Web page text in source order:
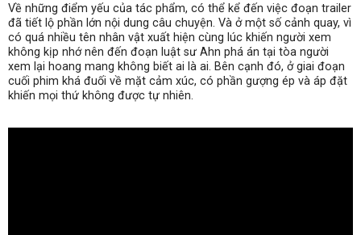
Về những điểm yếu của tác phẩm, có thể kể đến việc đoạn trailer
đã tiết lộ phần lớn nội dung câu chuyện. Và ở một số cảnh quay, vì
có quá nhiều tên nhân vật xuất hiện cùng lúc khiến người xem
không kịp nhớ nên đến đoạn luật sư Ahn phá án tại tòa người
xem lại hoang mang không biết ai là ai. Bên cạnh đó, ở giai đoạn
cuối phim khá đuối về mặt cảm xúc, có phần gượng ép và áp đặt
khiến mọi thứ không được tự nhiên.